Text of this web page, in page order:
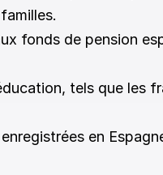
fonds de pension
tels que les
en